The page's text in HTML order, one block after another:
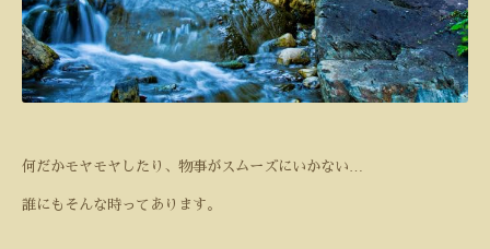
何だかモヤモヤしたり、物事がスムーズにいかない…
誰にもそんな時ってあります。